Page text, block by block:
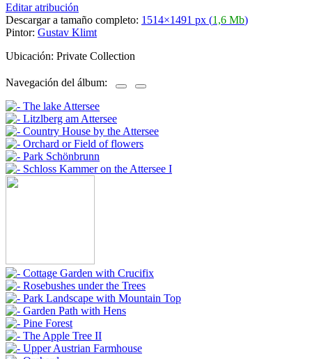
Editar atribución
Descargar a tamaño completo: 1514×1491 px (1,6 Mb)
Pintor: Gustav Klimt
Ubicación: Private Collection
Navegación del álbum: